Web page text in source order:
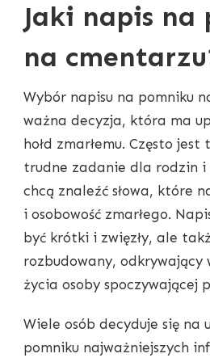
Jaki napis na
na
Wybór napisu na pomniku
ważna decyzja, która ma
hołd zmarłemu. Często
trudne zadanie dla rodzin i
chcą znaleźć słowa, które
i osobowość zmarłego.
być krótki i zwięzły, ale
rozbudowany, odkrywający
życia osoby spoczywającej
Wiele osób decyduje się na
pomniku najważniejszych